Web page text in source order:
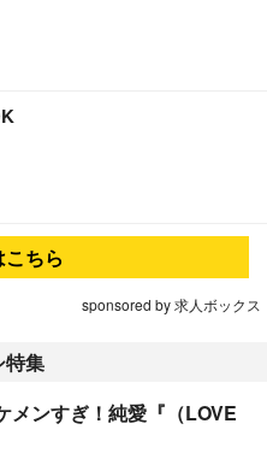
ちら
sponsored by 求人ボックス
特集
メンすぎ！純愛『（LOVE